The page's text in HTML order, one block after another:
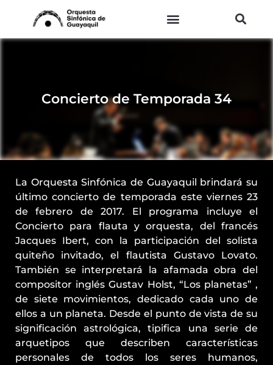
contenido
Concierto de Temporada 34
La Orquesta Sinfónica de Guayaquil brindará su
último concierto de temporada este viernes 23
de febrero de 2017. El programa incluye el
Concierto para flauta y orquesta, del francés
Jacques Ibert, con la participación del solista
quiteño invitado, el flautista Gustavo Lovato.
También se interpretará la afamada obra del
compositor inglés Gustav Holst, “Los planetas” ,
de siete movimientos, dedicado cada uno de
ellos a un planeta. Desde el punto de vista de su
significación astrológica, tipifica una serie de
arquetipos que describen características
personales de todos los seres humanos,